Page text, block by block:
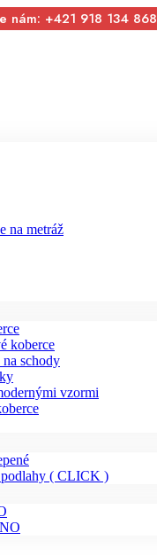
nám: +421 918 134 868
na metráž
koberce
schody
vzormi
( CLICK )